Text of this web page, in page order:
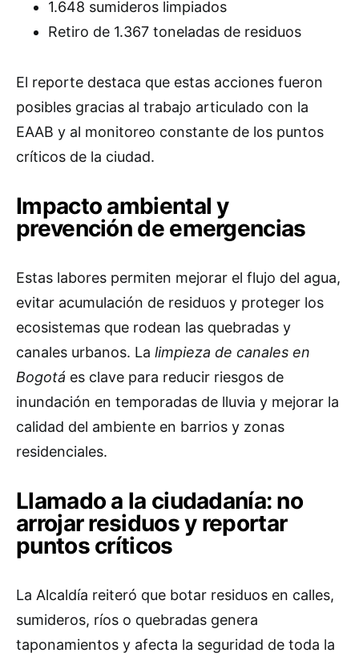
1.648 sumideros limpiados
Retiro de 1.367 toneladas de residuos
El reporte destaca que estas acciones fueron
posibles gracias al trabajo articulado con la
EAAB y al monitoreo constante de los puntos
críticos de la ciudad.
Impacto ambiental y
prevención de emergencias
Estas labores permiten mejorar el flujo del agua,
evitar acumulación de residuos y proteger los
ecosistemas que rodean las quebradas y
canales urbanos. La limpieza de canales en
Bogotá es clave para reducir riesgos de
inundación en temporadas de lluvia y mejorar la
calidad del ambiente en barrios y zonas
residenciales.
Llamado a la ciudadanía: no
arrojar residuos y reportar
puntos críticos
La Alcaldía reiteró que botar residuos en calles,
sumideros, ríos o quebradas genera
taponamientos y afecta la seguridad de toda la